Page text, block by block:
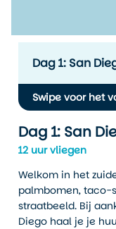
Dag 1: San
Swipe voor het
Dag 1: San
12 uur vliegen
Welkom in het
palmbomen, taco-
straatbeeld. Bij
Diego haal je je